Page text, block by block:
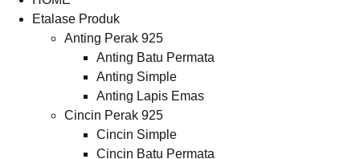
Etalase Produk
Anting Perak 925
Anting Batu Permata
Anting Simple
Anting Lapis Emas
Cincin Perak 925
Cincin Simple
Cincin Batu Permata